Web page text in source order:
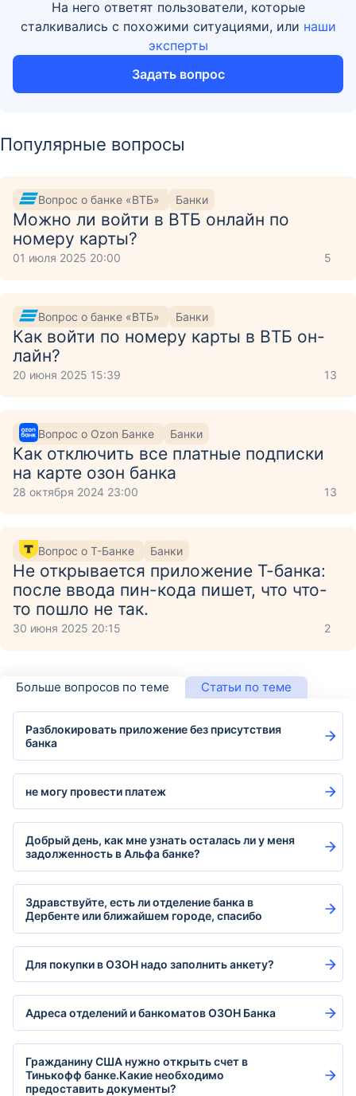
На него ответят пользователи, которые
сталкивались с похожими ситуациями, или наши
эксперты
Задать вопрос
Популярные вопросы
Вопрос о банке «ВТБ» Банки
Можно ли войти в ВТБ онлайн по
номеру карты?
01 июля 2025 20:00 5
Вопрос о банке «ВТБ» Банки
Как войти по номеру карты в ВТБ он-
лайн?
20 июня 2025 15:39 13
Вопрос о Ozon Банке Банки
Как отключить все платные подписки
на карте озон банка
28 октября 2024 23:00 13
Вопрос о Т-Банке Банки
Не открывается приложение Т-банка:
после ввода пин-кода пишет, что что-
то пошло не так.
30 июня 2025 20:15 2
Больше вопросов по теме Статьи по теме
Разблокировать приложение без присутствия
банка
не могу провести платеж
Добрый день, как мне узнать осталась ли у меня
задолженность в Альфа банке?
Здравствуйте, есть ли отделение банка в
Дербенте или ближайшем городе, спасибо
Для покупки в ОЗОН надо заполнить анкету?
Адреса отделений и банкоматов ОЗОН Банка
Гражданину США нужно открыть счет в
Тинькофф банке.Какие необходимо
предоставить документы?